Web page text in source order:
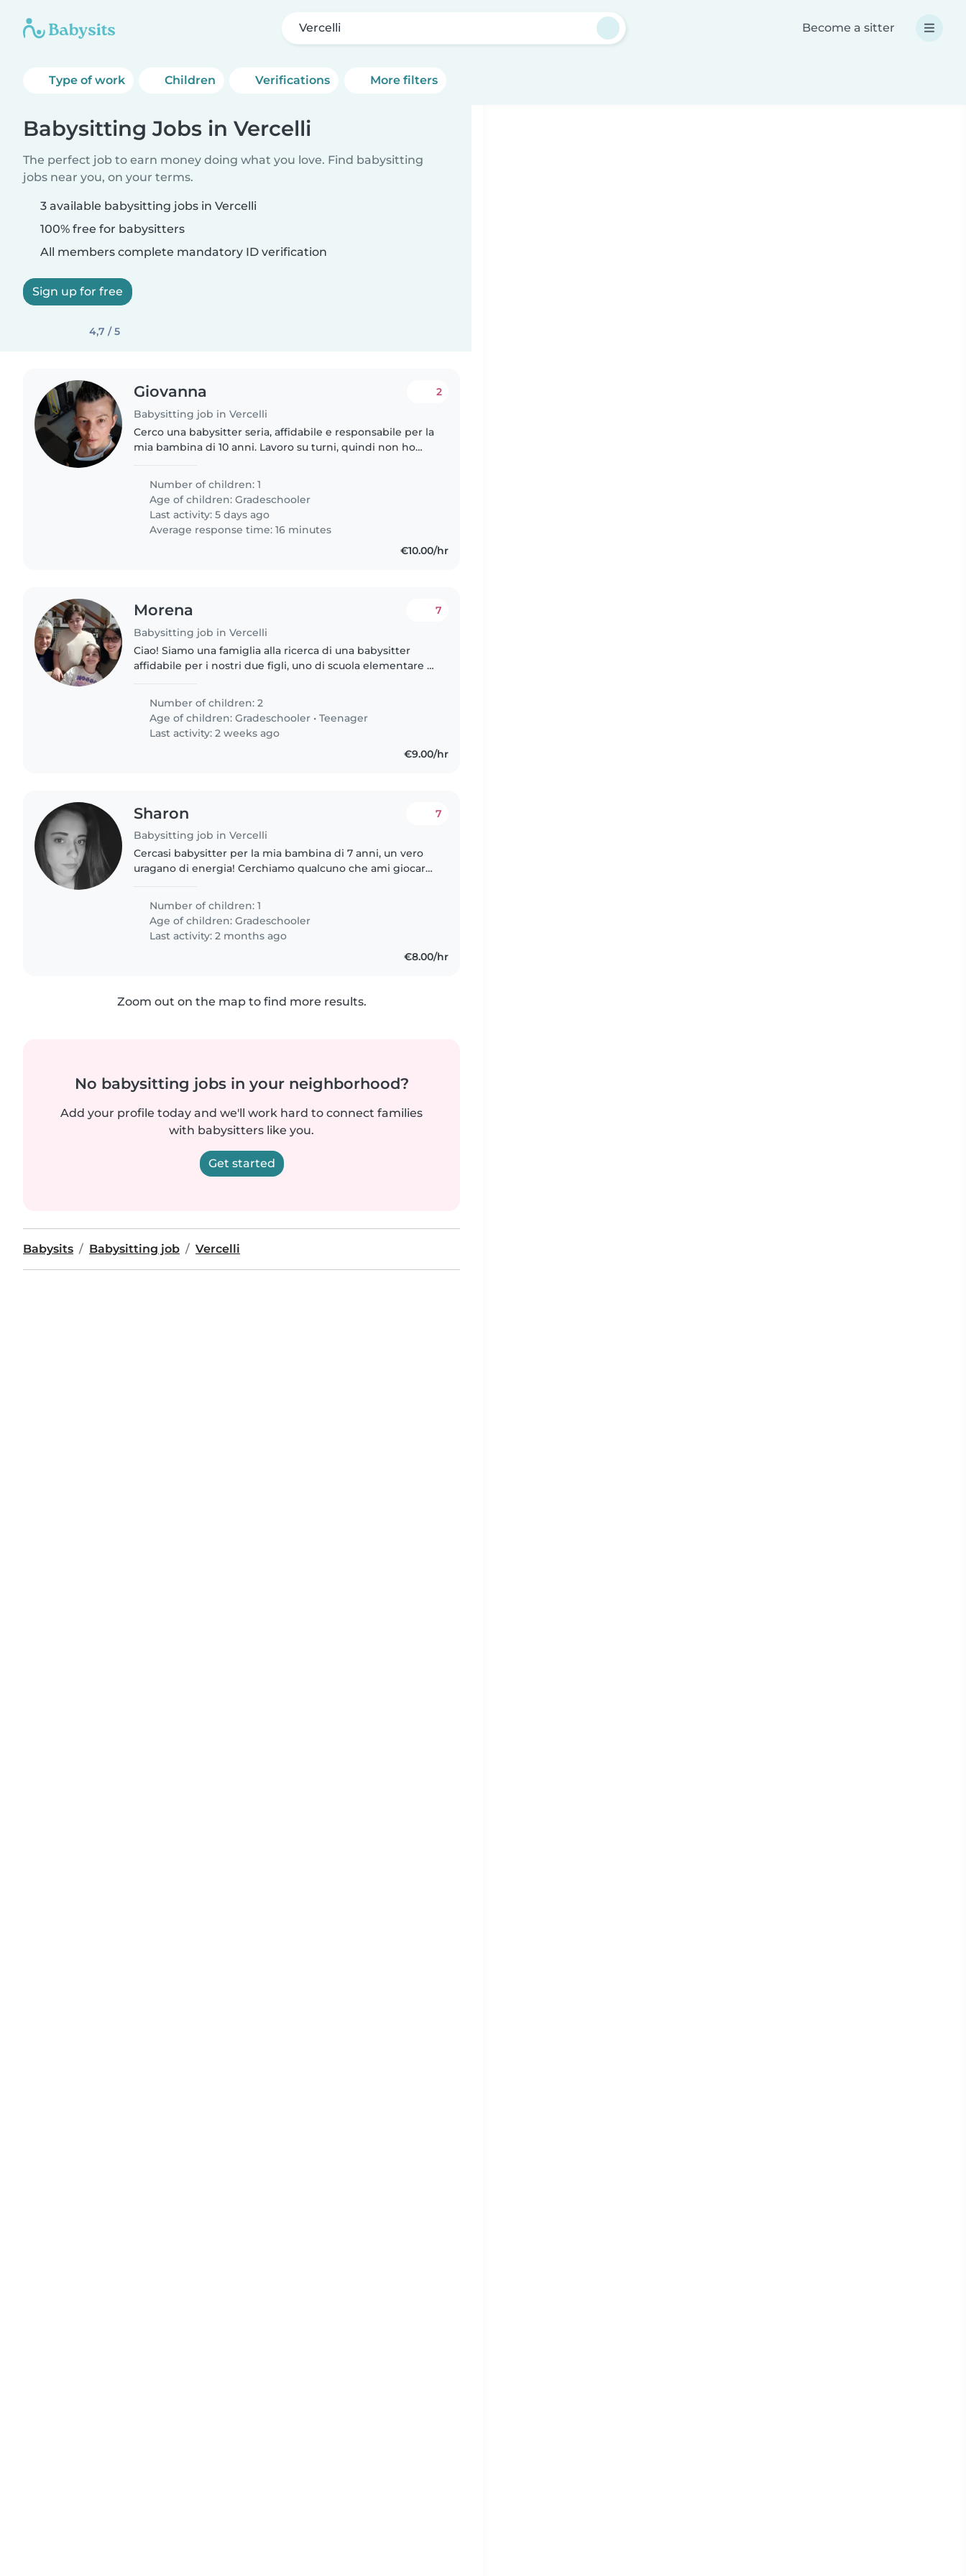
Vercelli Become a sitter
Type of work Children Verifications More filters
Babysitting Jobs in Vercelli
The perfect job to earn money doing what you love. Find babysitting
jobs near you, on your terms.
3 available babysitting jobs in Vercelli
100% free for babysitters
All members complete mandatory ID verification
Sign up for free
4,7 / 5
Giovanna
Babysitting job in Vercelli
2
Cerco una babysitter seria, affidabile e responsabile per la
mia bambina di 10 anni. Lavoro su turni, quindi non ho
varieranno..
Number of children: 1
Age of children:Gradeschooler
Last activity: 5 days ago
Average response time: 16 minutes
€10.00/hr
Morena
Babysitting job in Vercelli
7
Ciao! Siamo una famiglia alla ricerca di una babysitter
affidabile per i nostri due figli, uno di scuola elementare e
Number of children: 2
Age of children:Gradeschooler •Teenager
Last activity: 2 weeks ago
€9.00/hr
Sharon
Babysitting job in Vercelli
7
Cercasi babysitter per la mia bambina di 7 anni, un vero
uragano di energia! Cerchiamo qualcuno che ami giocare
compiti. La babysitter..
Number of children: 1
Age of children:Gradeschooler
Last activity: 2 months ago
€8.00/hr
Zoom out on the map to find more results.
No babysitting jobs in your neighborhood?
Add your profile today and we'll work hard to connect families
with babysitters like you.
Get started
Babysits Babysitting job Vercelli